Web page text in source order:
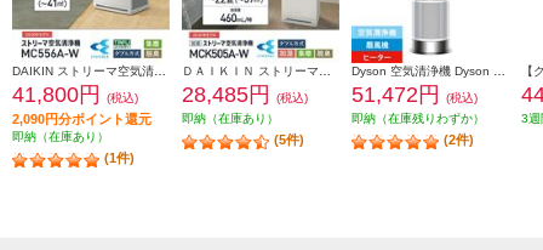
41,800円 (税込)
2,090円分ポイント還元
即納（在庫あり）
(1件)
28,485円
(税込)
即納（在庫あり）
(5件)
51,472円
(税込)
即納（在庫残りわずか）
(2件)
3週